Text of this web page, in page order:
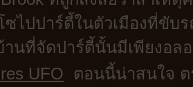
ซไปปาร์ตี้ในตัวเมืองที่ขับ
นที่จัดปาร์ตี้นั้นมีเพียงอล
UFO ตอนนี้น่าสนใจ ต